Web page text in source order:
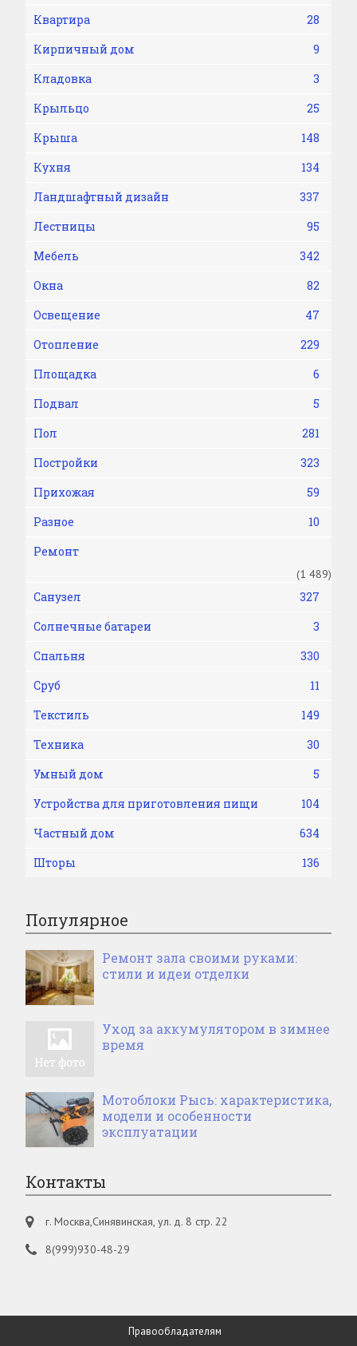
Квартира
28
Кирпичный дом
9
Кладовка
3
Крыльцо
25
Крыша
148
Кухня
134
Ландшафтный дизайн
337
Лестницы
95
Мебель
342
Окна
82
Освещение
47
Отопление
229
Площадка
6
Подвал
5
Пол
281
Постройки
323
Прихожая
59
Разное
10
Ремонт
(1 489)
Санузел
327
Солнечные батареи
3
Спальня
330
Сруб
11
Текстиль
149
Техника
30
Умный дом
5
Устройства для приготовления пищи
104
Частный дом
634
Шторы
136
Популярное
Ремонт зала своими руками:
стили и идеи отделки
Уход за аккумулятором в зимнее
время
Мотоблоки Рысь: характеристика,
модели и особенности
эксплуатации
Контакты
г. Москва,Синявинская, ул. д. 8 стр. 22
8(999)930-48-29
Правообладателям